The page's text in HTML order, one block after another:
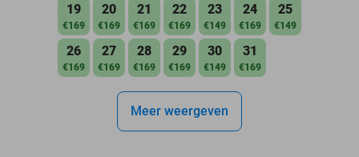
19
€169
20
€169
21
€169
22
€169
23
€149
24
€169
25
€149
26
€169
27
€169
28
€169
29
€169
30
€149
31
€169
Meer weergeven